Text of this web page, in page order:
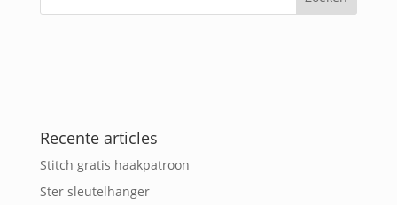
Recente articles
Stitch gratis haakpatroon
Ster sleutelhanger